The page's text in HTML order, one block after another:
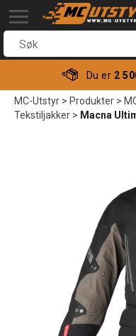
Du er 2
MC-Utstyr>Produkter>
Tekstiljakker> Macna